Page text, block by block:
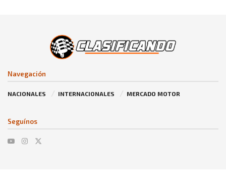
Navegación
NACIONALES INTERNACIONALES MERCADO MOTOR
Seguínos